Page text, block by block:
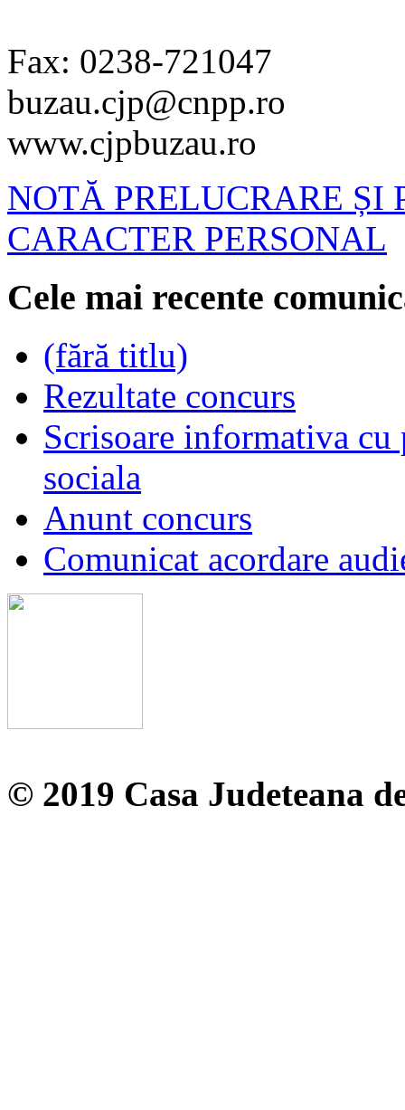
Fax: 0238-721047
buzau.cjp@cnpp.ro
www.cjpbuzau.ro
NOTĂ PRELUCRARE ȘI
CARACTER PERSONAL
Cele mai recente
(fără titlu)
Rezultate concurs
Scrisoare informativa
sociala
Anunt concurs
Comunicat acordare
© 2019 Casa Judeteana